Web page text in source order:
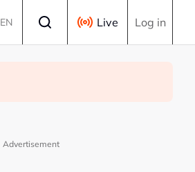
EN Live Log in
Advertisement